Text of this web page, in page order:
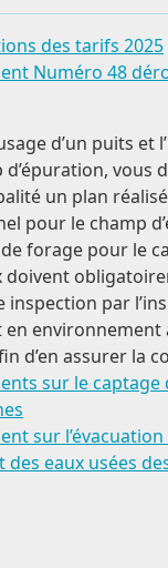
des tarifs 2025
Numéro 48
d’un puits et
d’épuration, vous
un plan
pour le champ
forage pour le
doivent
inspection par
environnement
d’en assurer la
sur le captage
sur
eaux usées